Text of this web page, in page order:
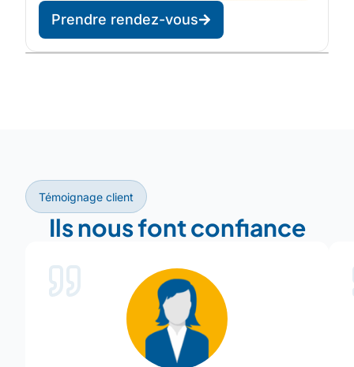
Prendre rendez-vous
Témoignage client
Ils nous font confiance